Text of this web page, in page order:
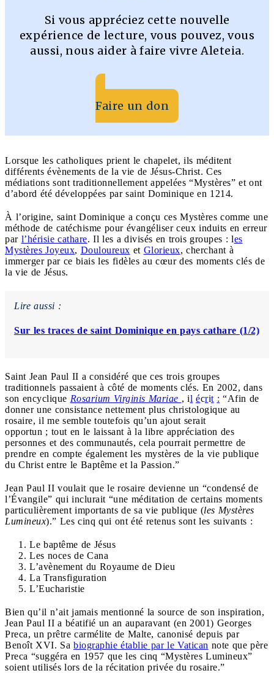
Si vous appréciez cette nouvelle
expérience de lecture, vous pouvez, vous
aussi, nous aider à faire vivre Aleteia.
Faire un don
Lorsque les catholiques prient le chapelet, ils méditent
différents évènements de la vie de Jésus-Christ. Ces
médiations sont traditionnellement appelées “Mystères” et ont
d’abord été développées par saint Dominique en 1214.
À l’origine, saint Dominique a conçu ces Mystères comme une
méthode de catéchisme pour évangéliser ceux induits en erreur
par l’hérisie cathare. Il les a divisés en trois groupes : les
Mystères Joyeux, Douloureux et Glorieux, cherchant à
immerger par ce biais les fidèles au cœur des moments clés de
la vie de Jésus.
Lire aussi :
Sur les traces de saint Dominique en pays cathare (1/2)
Saint Jean Paul II a considéré que ces trois groupes
traditionnels passaient à côté de moments clés. En 2002, dans
son encyclique Rosarium Virginis Mariae , il écrit : “Afin de
donner une consistance nettement plus christologique au
rosaire, il me semble toutefois qu’un ajout serait
opportun ; tout en le laissant à la libre appréciation des
personnes et des communautés, cela pourrait permettre de
prendre en compte également les mystères de la vie publique
du Christ entre le Baptême et la Passion.”
Jean Paul II voulait que le rosaire devienne un “condensé de
l’Évangile” qui inclurait “une méditation de certains moments
particulièrement importants de sa vie publique (les Mystères
Lumineux).” Les cinq qui ont été retenus sont les suivants :
Le baptême de Jésus
Les noces de Cana
L’avènement du Royaume de Dieu
La Transfiguration
L’Eucharistie
Bien qu’il n’ait jamais mentionné la source de son inspiration,
Jean Paul II a béatifié un an auparavant (en 2001) Georges
Preca, un prêtre carmélite de Malte, canonisé depuis par
Benoît XVI. Sa biographie établie par le Vatican note que père
Preca “suggéra en 1957 que les cinq “Mystères Lumineux”
soient utilisés lors de la récitation privée du rosaire.”